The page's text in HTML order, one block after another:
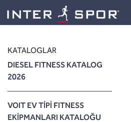
KATALOGLAR
DIESEL FITNESS KATALOG
2026
VOIT EV TİPİ FITNESS
EKİPMANLARI KATALOĞU